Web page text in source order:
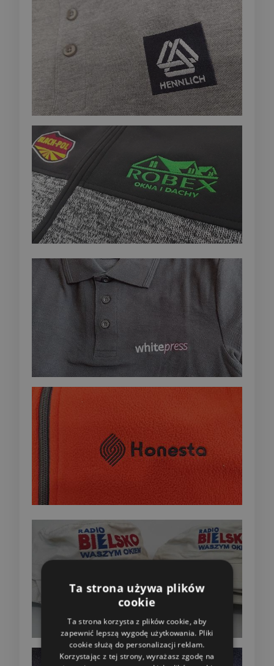
Ta strona używa plików
cookie
Ta strona korzysta z plików cookie, aby
zapewnić lepszą wygodę użytkowania. Pliki
cookie służą do personalizacji reklam.
Korzystając z tej strony, wyrażasz zgodę na